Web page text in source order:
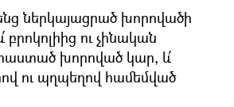
ներկայացրած խորովածի
բրոկոլիից ու չինական
խորոված կար, և՛
ու պղպեղով համեմված